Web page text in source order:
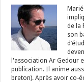
de la
son
l'association Ar Gedour
publication. Il anime
breton). Après avoir co-